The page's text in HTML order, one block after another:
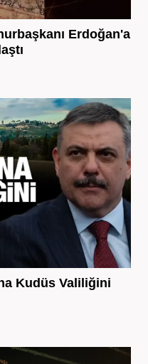
Erdoğan'a
Kudüs Valiliğini